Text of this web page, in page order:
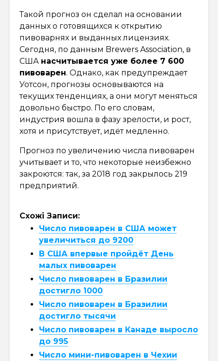
Такой прогноз он сделал на основании
данных о готовящихся к открытию
пивоварнях и выданных лицензиях.
Сегодня, по данным Brewers Association, в
США насчитывается уже более 7 600
пивоварен. Однако, как предупреждает
Уотсон, прогнозы основываются на
текущих тенденциях, а они могут меняться
довольно быстро. По его словам,
индустрия вошла в фазу зрелости, и рост,
хотя и присутствует, идёт медленно.
Прогноз по увеличению числа пивоварен
учитывает и то, что некоторые неизбежно
закроются: так, за 2018 год закрылось 219
предприятий.
Схожі Записи:
Число пивоварен в США может
увеличиться до 9200
В США впервые пройдёт День
малых пивоварен
Число пивоварен в Бразилии
достигло 1000
Число пивоварен в Бразилии
достигло тысячи
Число пивоварен в Канаде выросло
до 995
Число мини-пивоварен в Чехии